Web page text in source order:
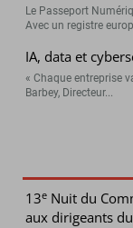
Le Passeport
Avec un registre
IA, data et
« Chaque entreprise
Barbey, Directeur...
13e Nuit du
aux dirigeants